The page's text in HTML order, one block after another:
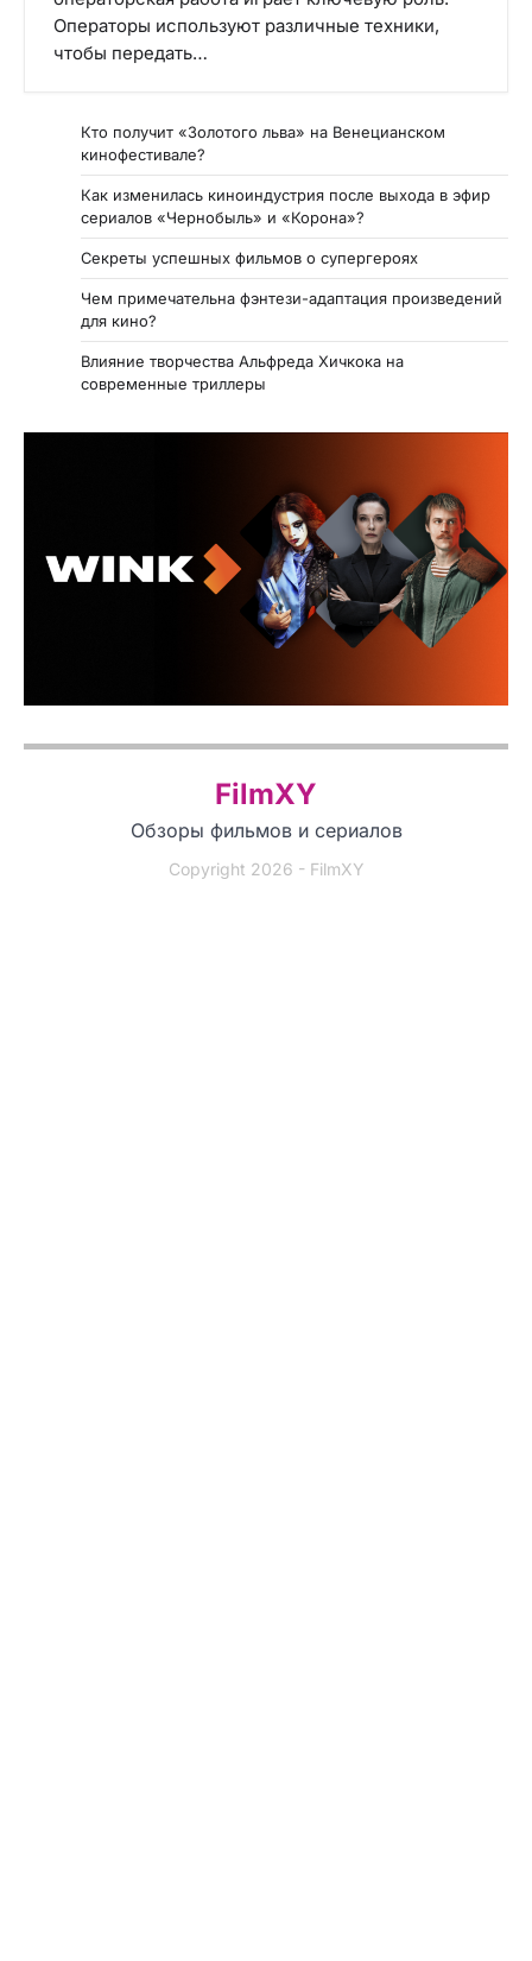
Операторы используют различные техники,
чтобы передать…
Кто получит «Золотого льва» на Венецианском
кинофестивале?
Как изменилась киноиндустрия после выхода в эфир
сериалов «Чернобыль» и «Корона»?
Секреты успешных фильмов о супергероях
Чем примечательна фэнтези-адаптация произведений
для кино?
Влияние творчества Альфреда Хичкока на
современные триллеры
FilmXY
Обзоры фильмов и сериалов
Copyright 2026 - FilmXY